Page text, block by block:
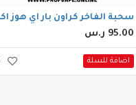
سحبة الفاخر كراون بار اي هوز اكس
95.00 ر.س
اضافة للسلة